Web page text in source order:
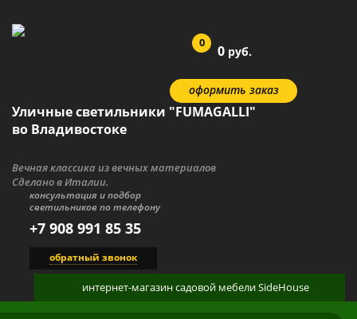
0 0 руб.
оформить заказ
Уличные светильники "FUMAGALLI"
во Владивостоке
Вечная классика из вечных материалов
Сделано в Италии.
консультация и подбор
светильников по телефону
+7 908 991 85 35
обратный звонок
интернет-магазинсадовой мебелиSideHouse